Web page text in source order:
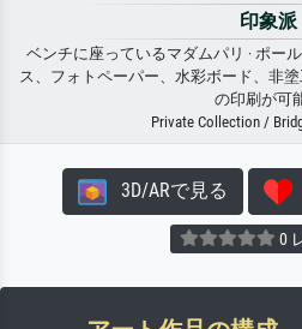
印象派
ベンチに座っているマダムパリ · ポー
ス、フォトペーパー、水彩ボード、非
の印刷が可
Private Collection /
3D/ARで見る
0